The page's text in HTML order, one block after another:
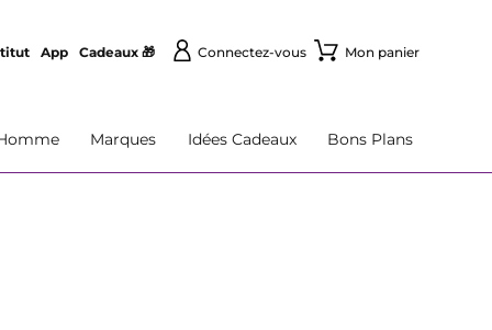
App Cadeaux 🎁 Connectez-vous Mon panier
Marques Idées Cadeaux Bons Plans